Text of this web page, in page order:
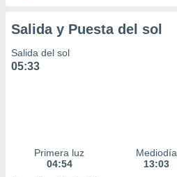
Salida y Puesta del sol
Salida del sol
05:33
Primera luz
04:54
Mediodía
13:03